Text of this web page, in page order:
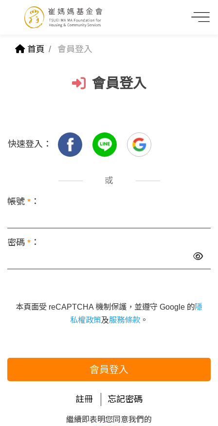
首頁 會員登入
會員登入
快速登入：
或
帳號 * ：
密碼 * ：
本頁面受 reCAPTCHA 機制保護，並遵守 Google 的隱
私權政策及服務條款 。
會員登入
註冊 忘記密碼
繼續即表明您同意我們的